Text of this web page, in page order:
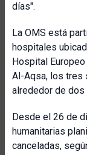
días".
La OMS está
hospitales
Hospital
Al-Aqsa, los tres
alrededor de
Desde el 26 de
humanitarias
canceladas,